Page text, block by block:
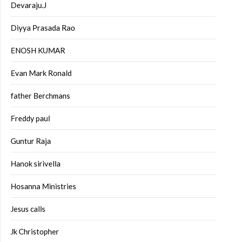
Devaraju.J
Diyya Prasada Rao
ENOSH KUMAR
Evan Mark Ronald
father Berchmans
Freddy paul
Guntur Raja
Hanok sirivella
Hosanna Ministries
Jesus calls
Jk Christopher